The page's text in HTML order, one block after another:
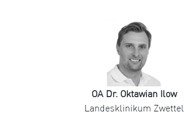
OA Dr. Oktawian Ilow
Landesklinikum Zwettel